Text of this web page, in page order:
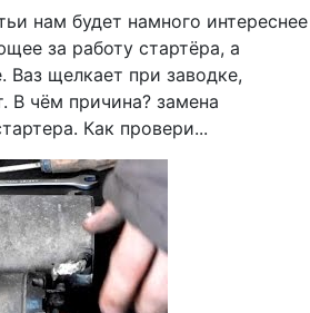
нам будет намного интереснее
за работу стартёра, а
Ваз щелкает при заводке,
В чём причина? замена
Как провери...